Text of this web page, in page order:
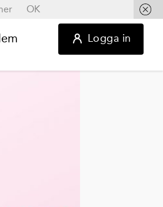
Logga in
OK